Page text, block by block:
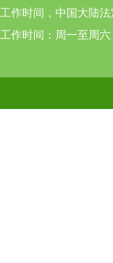
工作时间，中国大陆法
工作时间：周一至周六